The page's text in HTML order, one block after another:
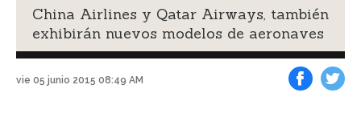
China Airlines y Qatar Airways, también
exhibirán nuevos modelos de aeronaves
vie 05 junio 2015 08:49 AM